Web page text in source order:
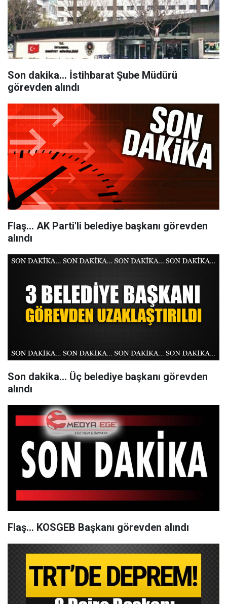
Son dakika... İstihbarat Şube Müdürü
görevden alındı
Flaş... AK Parti'li belediye başkanı görevden
alındı
Son dakika... Üç belediye başkanı görevden
alındı
Flaş... KOSGEB Başkanı görevden alındı